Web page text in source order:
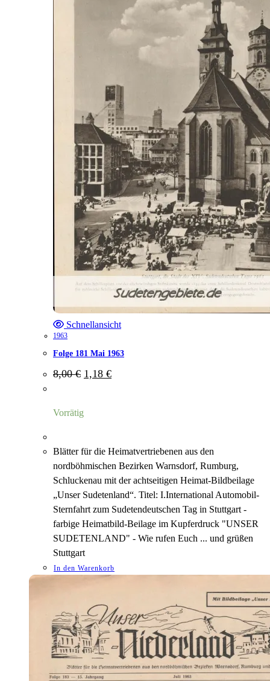
Schnellansicht
1963
Folge 181 Mai 1963
8,00€ Ursprünglicher
Preis
1,18 €Aktueller
Vorrätig
Blätter für die Heimatvertriebenen aus den
nordböhmischen Bezirken Warnsdorf, Rumburg,
Schluckenau mit der achtseitigen Heimat-Bildbeilage
„Unser Sudetenland“. Titel: I.International Automobil-
Sternfahrt zum Sudetendeutschen Tag in Stuttgart -
farbige Heimatbild-Beilage im Kupferdruck "UNSER
SUDETENLAND" - Wie rufen Euch ... und grüßen
Stuttgart
In den Warenkorb